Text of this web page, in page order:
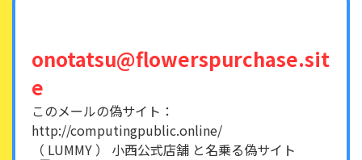
onotatsu@flowerspurchase.sit
e
このメールの偽サイト：
http://computingpublic.online/
（ LUMMY ） 小西公式店舗 と名乗る偽サイト